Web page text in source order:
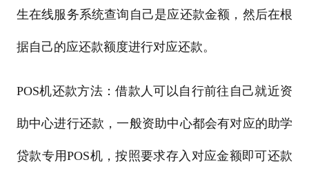
生在线服务系统查询自己是应还款金额，然后在根
据自己的应还款额度进行对应还款。
POS机还款方法：借款人可以自行前往自己就近资
助中心进行还款，一般资助中心都会有对应的助学
贷款专用POS机，按照要求存入对应金额即可还款